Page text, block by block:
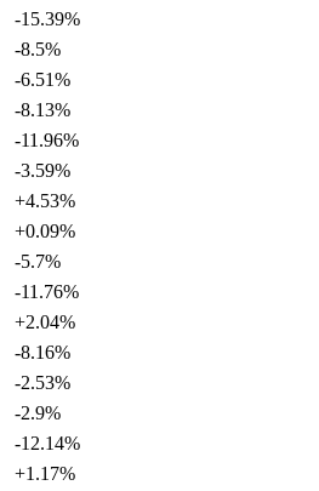
-15.39%
-8.5%
-6.51%
-8.13%
-11.96%
-3.59%
+4.53%
+0.09%
-5.7%
-11.76%
+2.04%
-8.16%
-2.53%
-2.9%
-12.14%
+1.17%